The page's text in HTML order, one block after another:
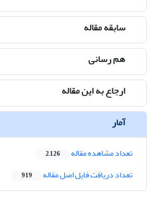
سابقه مقاله
هم رسانی
ارجاع به این مقاله
آمار
تعداد مشاهده مقاله 2,126
تعداد دریافت فایل اصل مقاله 919